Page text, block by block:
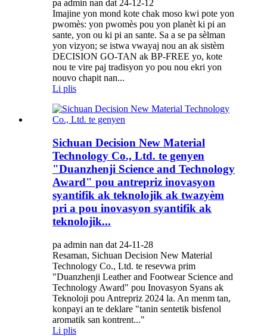
pa admin nan dat 24-12-12
Imajine yon mond kote chak moso kwi pote yon
pwomès: yon pwomès pou yon planèt ki pi an
sante, yon ou ki pi an sante. Sa a se pa sèlman
yon vizyon; se istwa vwayaj nou an ak sistèm
DECISION GO-TAN ak BP-FREE yo, kote
nou te vire paj tradisyon yo pou nou ekri yon
nouvo chapit nan...
Li plis
Sichuan Decision New Material
Technology Co., Ltd. te genyen
"Duanzhenji Science and Technology
Award" pou antrepriz inovasyon
syantifik ak teknolojik ak twazyèm
pri a pou inovasyon syantifik ak
teknolojik...
pa admin nan dat 24-11-28
Resaman, Sichuan Decision New Material
Technology Co., Ltd. te resevwa prim
"Duanzhenji Leather and Footwear Science and
Technology Award" pou Inovasyon Syans ak
Teknoloji pou Antrepriz 2024 la. An menm tan,
konpayi an te deklare "tanin sentetik bisfenol
aromatik san kontrent..."
Li plis